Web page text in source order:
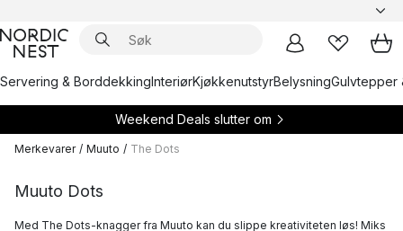
Servering & BorddekkingInteriørKjøkkenutstyrBelysningGulvtepper
Weekend Deals slutter om
Merkevarer / Muuto / The Dots
Muuto Dots
Med The Dots-knagger fra Muuto kan du slippe kreativiteten løs! Miks